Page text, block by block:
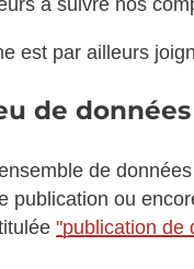
à suivre nos
est par ailleurs
de données
de
publication ou
"publication de